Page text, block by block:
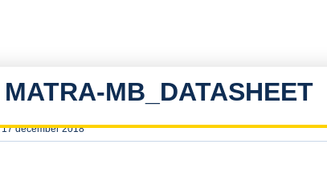
MATRA-MB_DATASHEET
17 december 2018